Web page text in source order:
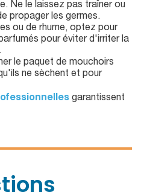
Ne le laissez pas traîner ou
propager les germes.
ou de rhume, optez pour
pour éviter d'irriter la
le paquet de mouchoirs
ne sèchent et pour
garantissent